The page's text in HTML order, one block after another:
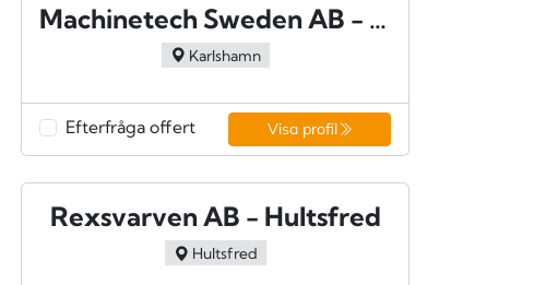
Machinetech Sweden AB - Mörrum
Karlshamn
Efterfråga offert Visa profil
Rexsvarven AB - Hultsfred
Hultsfred